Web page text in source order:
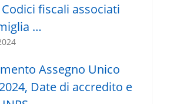
fiscali associati
…